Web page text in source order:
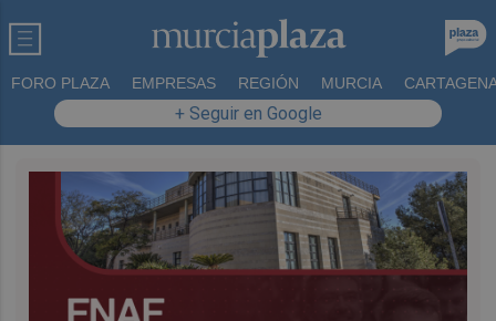
FORO PLAZA EMPRESAS REGIÓN MURCIA
+ Seguir en Google